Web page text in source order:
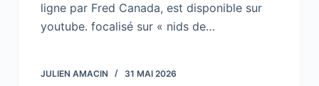
ligne par Fred Canada, est disponible sur
youtube. focalisé sur « nids de…
JULIEN AMACIN 31 MAI 2026